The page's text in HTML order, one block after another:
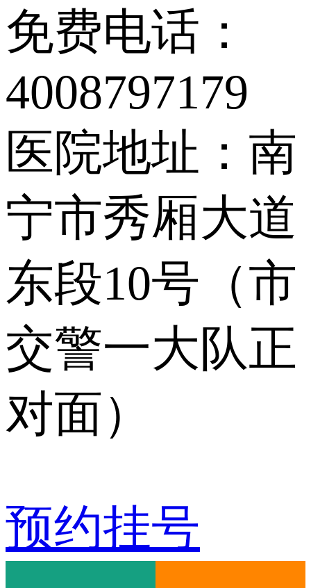
免费电话：
4008797179
医院地址：南
宁市秀厢大道
东段10号（市
交警一大队正
对面）
预约挂号